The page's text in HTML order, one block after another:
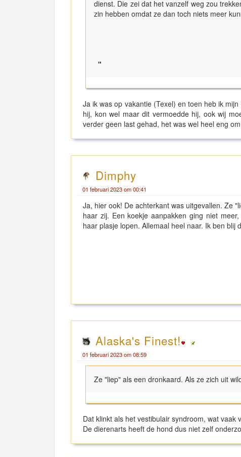
dienst. Die zei dat het vanzelf weg zou
zin hebben omdat ze dan toch niets meer
"
Ja ik was op vakantie (Texel) en toen heb ik
hij, kon wel maar dit vermoedde hij, ook wij
verder geen last gehad, het was wel heel eng
Dimphy
01 februari 2023 om 00:41
Ja, hier ook! De achterkant was uitgevallen. Ze
haar zij. Een koekje aanpakken ging niet
haar plasje lopen. Allemaal heel naar. Ik ben blij
Alaska's Finest!
01 februari 2023 om 08:59
Ze "liep" als een dronkaard. Als ze zich uit
Dat klinkt als het vestibulair syndroom, wat vaak
De dierenarts heeft de hond dus niet zelf